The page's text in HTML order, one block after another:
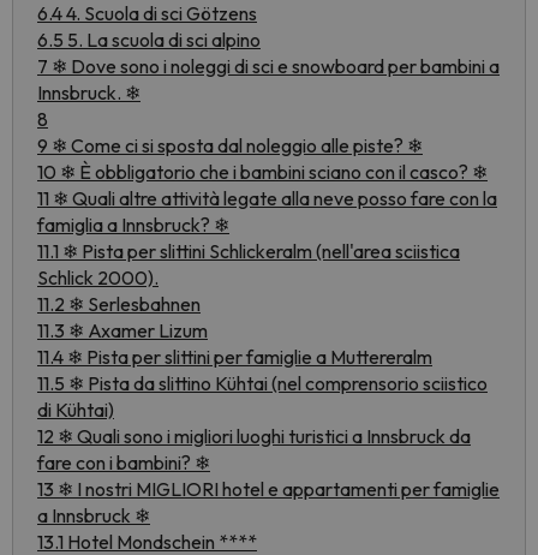
6.4 4. Scuola di sci Götzens
6.5 5. La scuola di sci alpino
7 ❄ Dove sono i noleggi di sci e snowboard per bambini a
Innsbruck. ❄
8
9 ❄ Come ci si sposta dal noleggio alle piste? ❄
10 ❄ È obbligatorio che i bambini sciano con il casco? ❄
11 ❄ Quali altre attività legate alla neve posso fare con la
famiglia a Innsbruck? ❄
11.1 ❄ Pista per slittini Schlickeralm (nell'area sciistica
Schlick 2000).
11.2 ❄ Serlesbahnen
11.3 ❄ Axamer Lizum
11.4 ❄ Pista per slittini per famiglie a Muttereralm
11.5 ❄ Pista da slittino Kühtai (nel comprensorio sciistico
di Kühtai)
12 ❄ Quali sono i migliori luoghi turistici a Innsbruck da
fare con i bambini? ❄
13 ❄ I nostri MIGLIORI hotel e appartamenti per famiglie
a Innsbruck ❄
13.1 Hotel Mondschein ****